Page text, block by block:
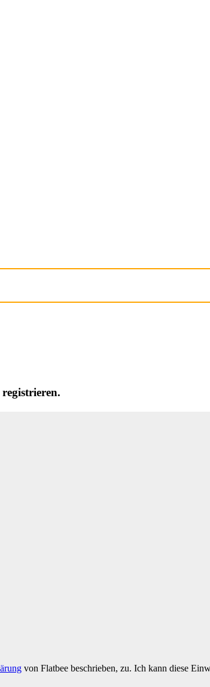
registrieren.
von Flatbee beschrieben, zu. Ich kann diese